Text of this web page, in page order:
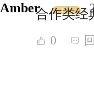
Amber Lv7
合作类经
0